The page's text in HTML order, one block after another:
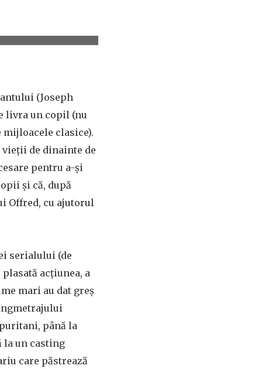
(Joseph
livra un copil (nu
clasice).
de dinainte de
pentru a-şi
şi că, după
Offred, cu ajutorul
serialului (de
acţiunea, a
mari au dat greş
până la
la un casting
care păstrează